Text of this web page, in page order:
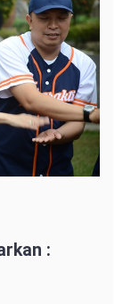
: